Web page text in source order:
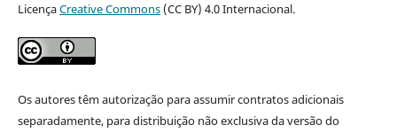
LicençaCreative Commons(CC BY) 4.0 Internacional.
Os autores têm autorização para assumir contratos adicionais
separadamente, para distribuição não exclusiva da versão do